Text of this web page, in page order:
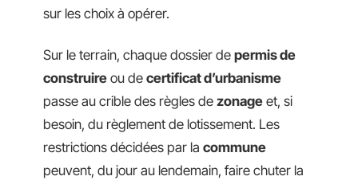
sur les choix à opérer.
Sur le terrain, chaque dossier de permis de
construire ou de certificat d’urbanisme
passe au crible des règles de zonage et, si
besoin, du règlement de lotissement. Les
restrictions décidées par la commune
peuvent, du jour au lendemain, faire chuter la